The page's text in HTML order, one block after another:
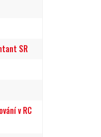
SR
v RC